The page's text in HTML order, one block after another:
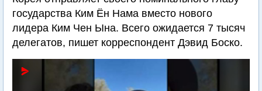
государства Ким Ён Нама вместо нового
лидера Ким Чен Ына. Всего ожидается 7 тысяч
делегатов, пишет корреспондент Дэвид Боско.